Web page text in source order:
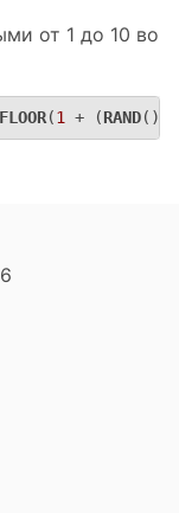
от 1 до 10 во
FLOOR(1 + (RAND()